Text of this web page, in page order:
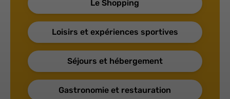
Le Shopping
Loisirs et expériences sportives
Séjours et hébergement
Gastronomie et restauration